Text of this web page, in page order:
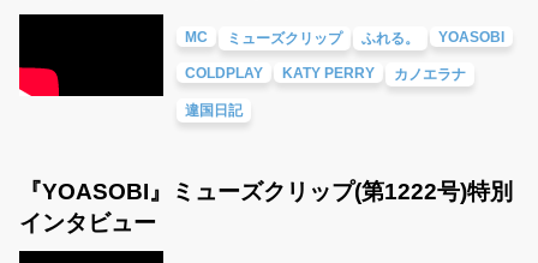
MC ミューズクリップ ふれる。 YOASOBI
COLDPLAY KATY PERRY カノエラナ
違国日記
『YOASOBI』ミューズクリップ(第1222号)特別
インタビュー